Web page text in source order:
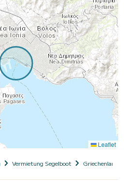
Leaflet
Vermietung Segelboot Griechenland